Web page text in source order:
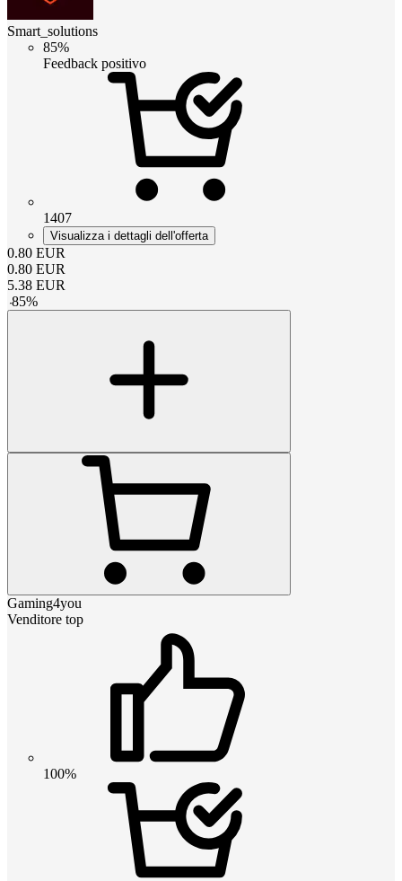
Smart_solutions
85%
Feedback positivo
1407
Visualizza i dettagli dell'offerta
0.80 EUR
0.80 EUR
5.38 EUR
-85%
Gaming4you
Venditore top
100%